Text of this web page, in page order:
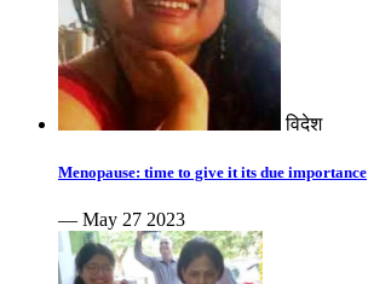
विदेश
Menopause: time to give it its due importance
— May 27 2023